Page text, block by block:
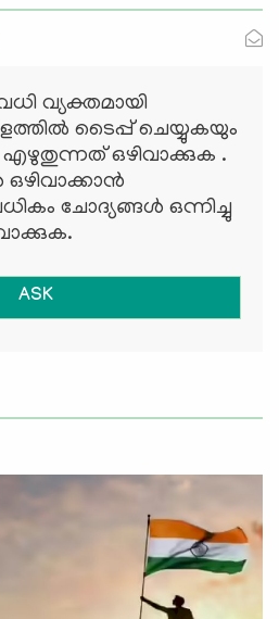
വ്യക്തമായി
ടൈപ്പ് ചെയ്യുകയും
എഴുതുന്നത് ഒഴിവാക്കുക .
ചോദ്യങ്ങള്‍ ഒന്നിച്ചു
ASK